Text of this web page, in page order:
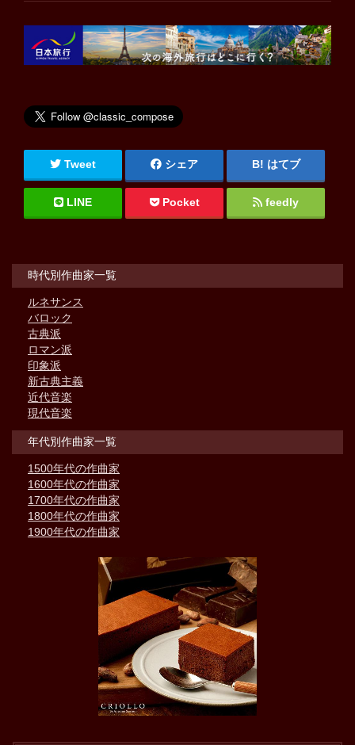
Tweet シェア はてブ
LINE Pocket feedly
時代別作曲家一覧
ルネサンス
バロック
古典派
ロマン派
印象派
新古典主義
近代音楽
現代音楽
年代別作曲家一覧
1500年代の作曲家
1600年代の作曲家
1700年代の作曲家
1800年代の作曲家
1900年代の作曲家